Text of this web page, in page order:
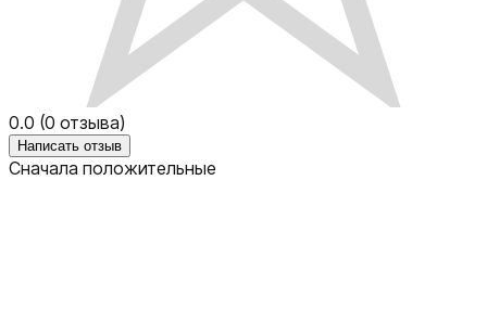
0.0 (0 отзыва)
Написать отзыв
Сначала положительные